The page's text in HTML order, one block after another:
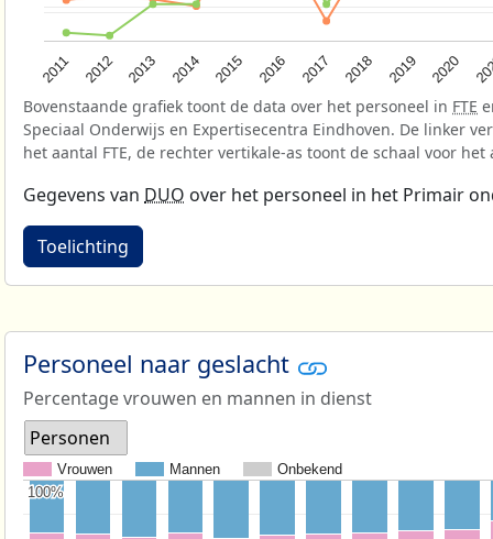
2011 2012 2013 2014 2015 2016 2017 2018 2019 2020
Bovenstaande grafiek toont de data over het personeel in FTE
Speciaal Onderwijs en Expertisecentra Eindhoven. De linker
het aantal FTE, de rechter vertikale-as toont de schaal voor het
Gegevens van DUO over het personeel in het Primair
Toelichting
Personeel naar geslacht
Percentage vrouwen en mannen in dienst
Personen
Vrouwen Mannen Onbekend
100%
100%